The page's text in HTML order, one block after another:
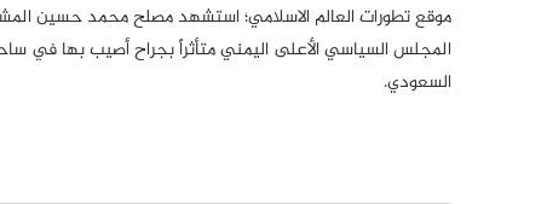
موقع تطورات العالم الاسلامي؛ استشهد مصلح محمد حسين
المجلس السياسي الأعلى اليمني متأثراً بجراح أصيب بها في
السعودي.